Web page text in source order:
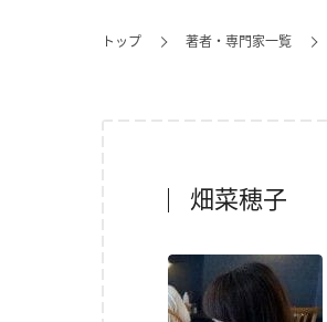
トップ 著者・専門家一覧
畑菜穂子